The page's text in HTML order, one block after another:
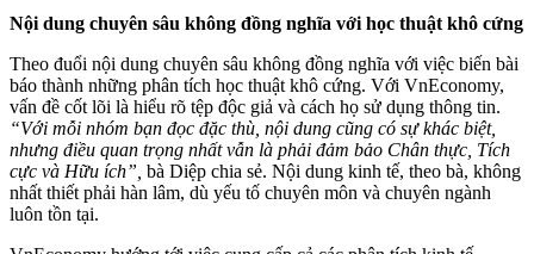
Nội dung chuyên sâu không đồng nghĩa với học thuật khô cứng
Theo đuổi nội dung chuyên sâu không đồng nghĩa với việc biến bài
báo thành những phân tích học thuật khô cứng. Với VnEconomy,
vấn đề cốt lõi là hiểu rõ tệp độc giả và cách họ sử dụng thông tin.
“Với mỗi nhóm bạn đọc đặc thù, nội dung cũng có sự khác biệt,
nhưng điều quan trọng nhất vẫn là phải đảm bảo Chân thực, Tích
cực và Hữu ích”, bà Diệp chia sẻ. Nội dung kinh tế, theo bà, không
nhất thiết phải hàn lâm, dù yếu tố chuyên môn và chuyên ngành
luôn tồn tại.